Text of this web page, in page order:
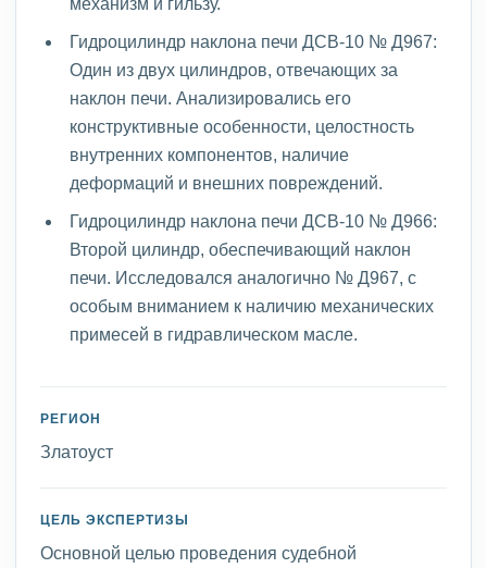
Гидроцилиндр наклона печи ДСВ-10 № Д967:
Один из двух цилиндров, отвечающих за
наклон печи. Анализировались его
конструктивные особенности, целостность
внутренних компонентов, наличие
деформаций и внешних повреждений.
Гидроцилиндр наклона печи ДСВ-10 № Д966:
Второй цилиндр, обеспечивающий наклон
печи. Исследовался аналогично № Д967, с
особым вниманием к наличию механических
примесей в гидравлическом масле.
РЕГИОН
Златоуст
ЦЕЛЬ ЭКСПЕРТИЗЫ
Основной целью проведения судебной